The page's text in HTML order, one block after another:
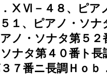
．ⅩⅥ－４８、ピア
１、ピアノ・ソナ
アノ・ソナタ第５
ナタ第４０番ト
７番ニ長調Ｈｏ